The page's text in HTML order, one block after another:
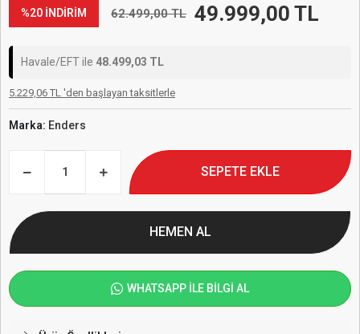
%20 İNDİRİM 62.499,00 TL 49.999,00 TL
Havale/EFT ile 48.499,03 TL
5.229,06 TL 'den başlayan taksitlerle
Marka: Enders
SEPETE EKLE
HEMEN AL
WHATSAPP İLE BİLGİ AL